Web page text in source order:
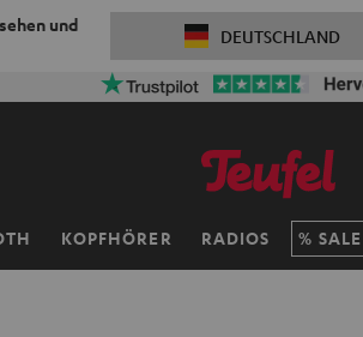
und
DEUTSCHLAND
KOPFHÖRER RADIOS SALE